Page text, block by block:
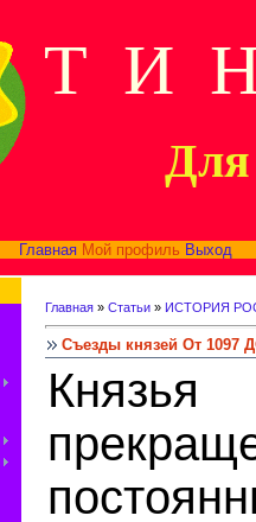
Т И
Для
Главная Мой профиль Выход
Главная » Статьи » ИСТОРИЯ
Съезды князей От 1097